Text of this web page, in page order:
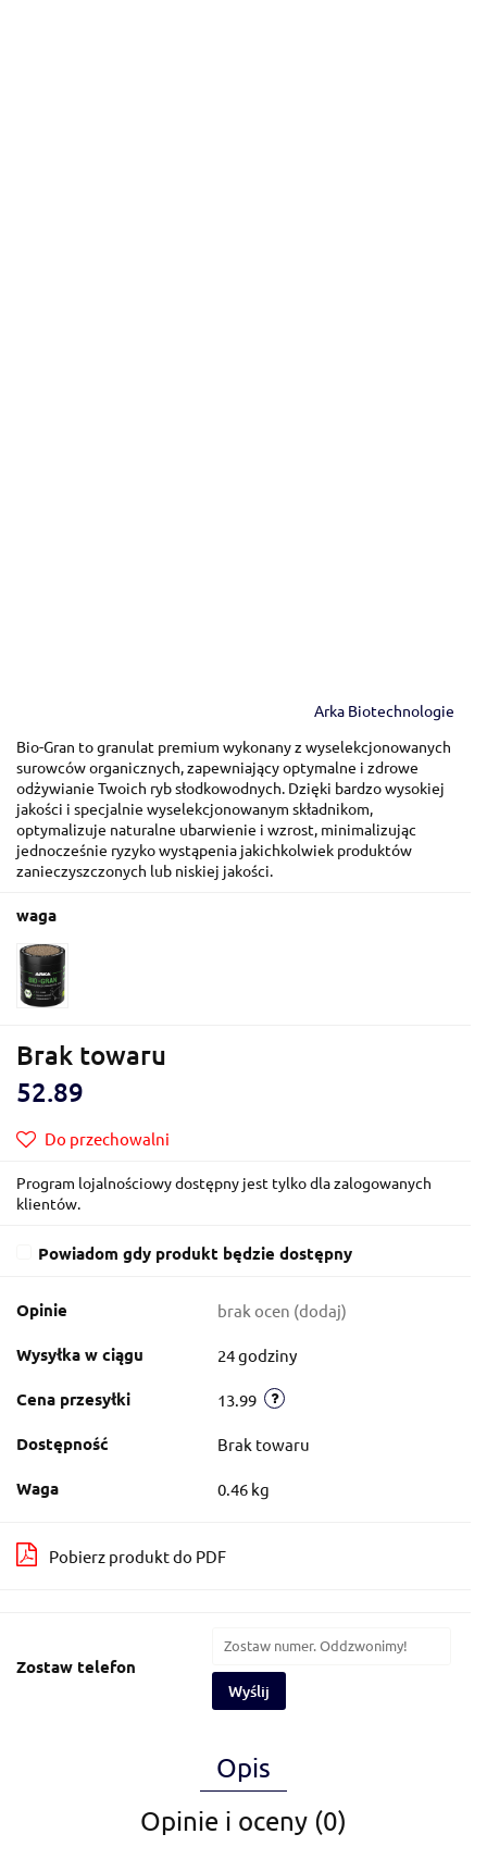
Arka Biotechnologie
Bio-Gran to granulat premium wykonany z wyselekcjonowanych
surowców organicznych, zapewniający optymalne i zdrowe
odżywianie Twoich ryb słodkowodnych. Dzięki bardzo wysokiej
jakości i specjalnie wyselekcjonowanym składnikom,
optymalizuje naturalne ubarwienie i wzrost, minimalizując
jednocześnie ryzyko wystąpenia jakichkolwiek produktów
zanieczyszczonych lub niskiej jakości.
waga
Brak towaru
52.89
Do przechowalni
Program lojalnościowy dostępny jest tylko dla zalogowanych
klientów.
Powiadom gdy produkt będzie dostępny
Opinie brak ocen (dodaj)
Wysyłka w ciągu 24 godziny
Cena przesyłki 13.99
Dostępność Brak towaru
Waga 0.46 kg
Pobierz produkt do PDF
Zostaw telefon
Wyślij
Opis
Opinie i oceny (0)